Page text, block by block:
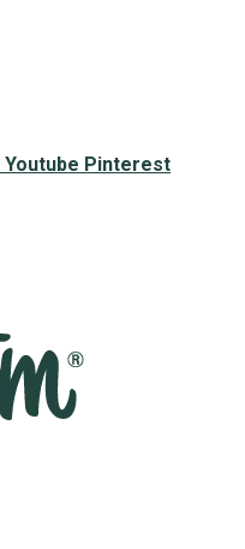
Youtube Pinterest